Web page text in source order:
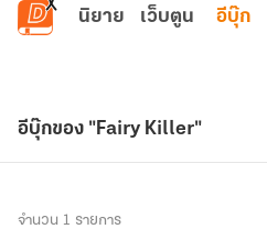
ข้ามไปยังเนื้อหาหลัก
นิยาย เว็บตูน อีบุ๊ก
อีบุ๊กของ "Fairy Killer"
จำนวน 1 รายการ